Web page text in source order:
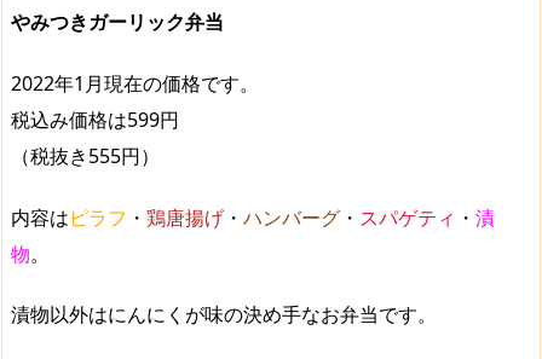
やみつきガーリック弁当
2022年1月現在の価格です。
税込み価格は599円
（税抜き555円）
内容はピラフ ・ 鶏唐揚げ ・ ハンバーグ ・ スパゲティ ・ 漬
物。
漬物以外はにんにくが味の決め手なお弁当です。